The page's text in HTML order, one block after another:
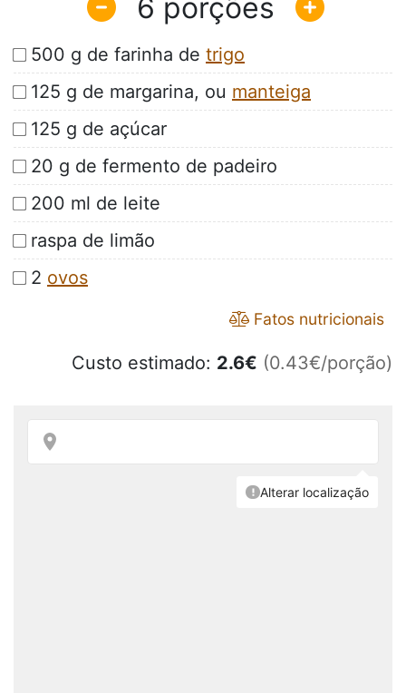
6
500 g de farinha de trigo
125 g de margarina, ou manteiga
125 g de açúcar
20 g de fermento de padeiro
200 ml de leite
raspa de limão
2 ovos
Fatos nutricionais
Custo estimado: 2.6€ (0.43€/porção)